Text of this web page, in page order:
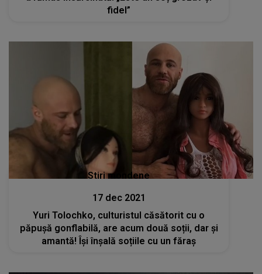
fidel”
Stiri mondene
17 dec 2021
Yuri Tolochko, culturistul căsătorit cu o
păpușă gonflabilă, are acum două soții, dar și
amantă! Își înșală soțiile cu un făraș